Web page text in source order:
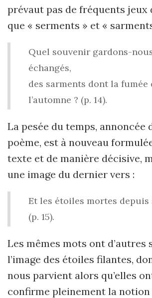
prévaut pas de fréquents jeux
que « serments » et «
Quel souvenir gardons-
échangés,
des sarments dont la
l’automne ? (p. 14).
La pesée du temps, annoncée
poème, est à nouveau
texte et de manière décisive,
une image du dernier vers :
Et les étoiles mortes depuis
(p. 15).
Les mêmes mots ont d’autres
l’image des étoiles filantes,
nous parvient alors qu’elles
confirme pleinement la notion